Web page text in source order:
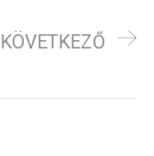
KÖVETKEZŐ